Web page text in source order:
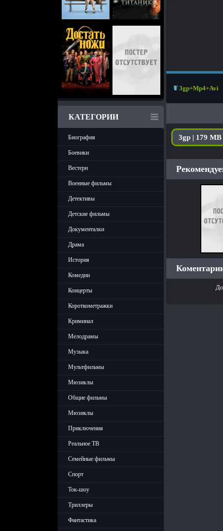
КАТЕГОРИИ
Биография
Боевики
Вестерн
Военные фильмы
Детективы
Детские фильмы
Документалки
Драма
История
Комедии
Концерты
Короткометражки
Криминал
Мелодрамы
Музыка
Мультфильмы
Мюзиклы
Общие фильмы
Мюзиклы
Приключения
Реальное ТВ
Семейные фильмы
Спорт
Ток-шоу
Триллеры
Фантастика
3gp+Mp4+Avi
3gp | 179 MB